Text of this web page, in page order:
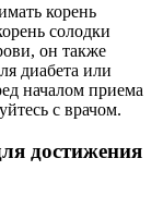
корень
солодки
он также
диабета или
началом приема
с врачом.
достижения